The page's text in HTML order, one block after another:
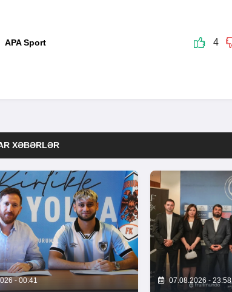
APA Sport 4
XƏBƏRLƏR
- 00:41 07.08.2026 - 23:58